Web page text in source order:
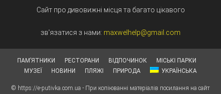
Сайт про дивовижні місця та багато цікавого
зв'язатися з нами: maxwelhelp@gmail.com
ПАМ’ЯТНИКИ РЕСТОРАНИ ВІДПОЧИНОК
МІСЬКІ ПАРКИ
МУЗЕЇ
НОВИНИ ПЛЯЖІ ПРИРОДА УКРАЇНСЬКА
© https://e-putivka.com.ua - При копіюванні матеріалів посилання на сайт